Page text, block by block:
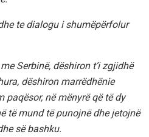
te dialogu i shumëpërfolur
Serbinë, dëshiron t’i zgjidhë
dëshiron marrëdhënie
paqësor, në mënyrë që të dy
të mund të punojnë dhe jetojnë
së bashku.